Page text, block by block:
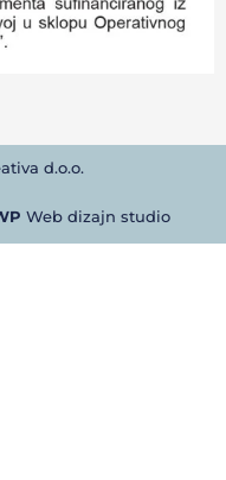
d.o.o.
Web dizajn studio